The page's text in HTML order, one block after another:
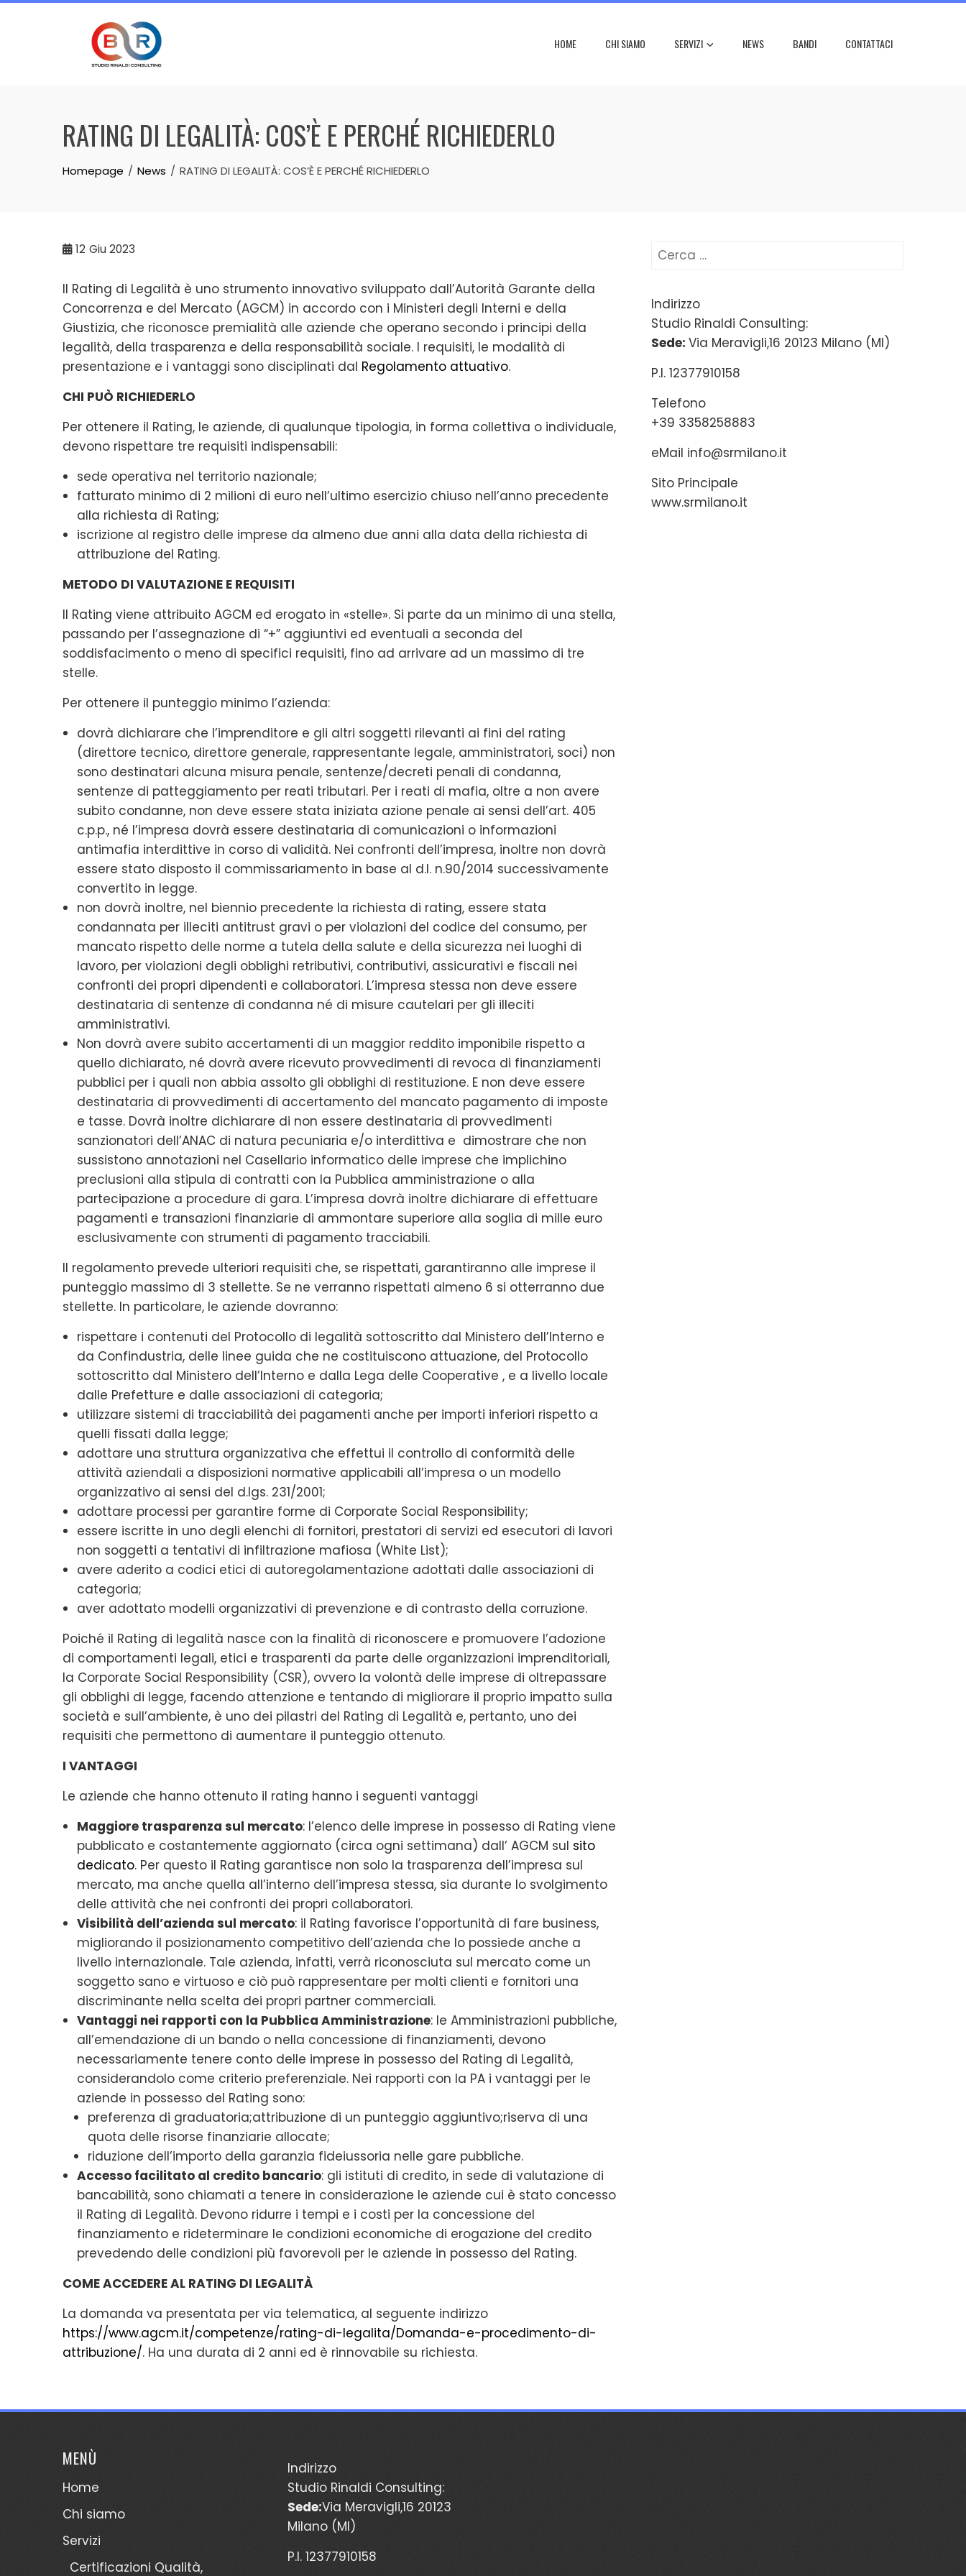
Skip
HOME CHI SIAMO SERVIZI NEWS BANDI CONTATTACI
RATING DI LEGALITÀ: COS’È E PERCHÉ RICHIEDERLO
Homepage News RATING DI LEGALITÀ: COS’È E PERCHÉ RICHIEDERLO
12 Giu 2023
Il Rating di Legalità è uno strumento innovativo sviluppato dall’Autorità Garante della
Concorrenza e del Mercato (AGCM) in accordo con i Ministeri degli Interni e della
Giustizia, che riconosce premialità alle aziende che operano secondo i principi della
legalità, della trasparenza e della responsabilità sociale. I requisiti, le modalità di
presentazione e i vantaggi sono disciplinati dal Regolamento attuativo.
CHI PUÒ RICHIEDERLO
Per ottenere il Rating, le aziende, di qualunque tipologia, in forma collettiva o individuale,
devono rispettare tre requisiti indispensabili:
sede operativa nel territorio nazionale;
fatturato minimo di 2 milioni di euro nell’ultimo esercizio chiuso nell’anno precedente
alla richiesta di Rating;
iscrizione al registro delle imprese da almeno due anni alla data della richiesta di
attribuzione del Rating.
METODO DI VALUTAZIONE E REQUISITI
Il Rating viene attribuito AGCM ed erogato in «stelle». Si parte da un minimo di una stella,
passando per l’assegnazione di “+” aggiuntivi ed eventuali a seconda del
soddisfacimento o meno di specifici requisiti, fino ad arrivare ad un massimo di tre
stelle.
Per ottenere il punteggio minimo l’azienda:
dovrà dichiarare che l’imprenditore e gli altri soggetti rilevanti ai fini del rating
(direttore tecnico, direttore generale, rappresentante legale, amministratori, soci) non
sono destinatari alcuna misura penale, sentenze/decreti penali di condanna,
sentenze di patteggiamento per reati tributari. Per i reati di mafia, oltre a non avere
subito condanne, non deve essere stata iniziata azione penale ai sensi dell’art. 405
c.p.p., né l’impresa dovrà essere destinataria di comunicazioni o informazioni
antimafia interdittive in corso di validità. Nei confronti dell’impresa, inoltre non dovrà
essere stato disposto il commissariamento in base al d.l. n.90/2014 successivamente
convertito in legge.
non dovrà inoltre, nel biennio precedente la richiesta di rating, essere stata
condannata per illeciti antitrust gravi o per violazioni del codice del consumo, per
mancato rispetto delle norme a tutela della salute e della sicurezza nei luoghi di
lavoro, per violazioni degli obblighi retributivi, contributivi, assicurativi e fiscali nei
confronti dei propri dipendenti e collaboratori. L’impresa stessa non deve essere
destinataria di sentenze di condanna né di misure cautelari per gli illeciti
amministrativi.
Non dovrà avere subito accertamenti di un maggior reddito imponibile rispetto a
quello dichiarato, né dovrà avere ricevuto provvedimenti di revoca di finanziamenti
pubblici per i quali non abbia assolto gli obblighi di restituzione. E non deve essere
destinataria di provvedimenti di accertamento del mancato pagamento di imposte
e tasse. Dovrà inoltre dichiarare di non essere destinataria di provvedimenti
sanzionatori dell’ANAC di natura pecuniaria e/o interdittiva e dimostrare che non
sussistono annotazioni nel Casellario informatico delle imprese che implichino
preclusioni alla stipula di contratti con la Pubblica amministrazione o alla
partecipazione a procedure di gara. L’impresa dovrà inoltre dichiarare di effettuare
pagamenti e transazioni finanziarie di ammontare superiore alla soglia di mille euro
esclusivamente con strumenti di pagamento tracciabili.
Il regolamento prevede ulteriori requisiti che, se rispettati, garantiranno alle imprese il
punteggio massimo di 3 stellette. Se ne verranno rispettati almeno 6 si otterranno due
stellette. In particolare, le aziende dovranno:
rispettare i contenuti del Protocollo di legalità sottoscritto dal Ministero dell’Interno e
da Confindustria, delle linee guida che ne costituiscono attuazione, del Protocollo
sottoscritto dal Ministero dell’Interno e dalla Lega delle Cooperative , e a livello locale
dalle Prefetture e dalle associazioni di categoria;
utilizzare sistemi di tracciabilità dei pagamenti anche per importi inferiori rispetto a
quelli fissati dalla legge;
adottare una struttura organizzativa che effettui il controllo di conformità delle
attività aziendali a disposizioni normative applicabili all’impresa o un modello
organizzativo ai sensi del d.lgs. 231/2001;
adottare processi per garantire forme di Corporate Social Responsibility;
essere iscritte in uno degli elenchi di fornitori, prestatori di servizi ed esecutori di lavori
non soggetti a tentativi di infiltrazione mafiosa (White List);
avere aderito a codici etici di autoregolamentazione adottati dalle associazioni di
categoria;
aver adottato modelli organizzativi di prevenzione e di contrasto della corruzione.
Poiché il Rating di legalità nasce con la finalità di riconoscere e promuovere l’adozione
di comportamenti legali, etici e trasparenti da parte delle organizzazioni imprenditoriali,
la Corporate Social Responsibility (CSR), ovvero la volontà delle imprese di oltrepassare
gli obblighi di legge, facendo attenzione e tentando di migliorare il proprio impatto sulla
società e sull’ambiente, è uno dei pilastri del Rating di Legalità e, pertanto, uno dei
requisiti che permettono di aumentare il punteggio ottenuto.
I VANTAGGI
Le aziende che hanno ottenuto il rating hanno i seguenti vantaggi
Maggiore trasparenza sul mercato: l’elenco delle imprese in possesso di Rating viene
pubblicato e costantemente aggiornato (circa ogni settimana) dall’ AGCM sul sito
dedicato. Per questo il Rating garantisce non solo la trasparenza dell’impresa sul
mercato, ma anche quella all’interno dell’impresa stessa, sia durante lo svolgimento
delle attività che nei confronti dei propri collaboratori.
Visibilità dell’azienda sul mercato: il Rating favorisce l’opportunità di fare business,
migliorando il posizionamento competitivo dell’azienda che lo possiede anche a
livello internazionale. Tale azienda, infatti, verrà riconosciuta sul mercato come un
soggetto sano e virtuoso e ciò può rappresentare per molti clienti e fornitori una
discriminante nella scelta dei propri partner commerciali.
Vantaggi nei rapporti con la Pubblica Amministrazione: le Amministrazioni pubbliche,
all’emendazione di un bando o nella concessione di finanziamenti, devono
necessariamente tenere conto delle imprese in possesso del Rating di Legalità,
considerandolo come criterio preferenziale. Nei rapporti con la PA i vantaggi per le
aziende in possesso del Rating sono:
preferenza di graduatoria;attribuzione di un punteggio aggiuntivo;riserva di una
quota delle risorse finanziarie allocate;
riduzione dell’importo della garanzia fideiussoria nelle gare pubbliche.
Accesso facilitato al credito bancario: gli istituti di credito, in sede di valutazione di
bancabilità, sono chiamati a tenere in considerazione le aziende cui è stato concesso
il Rating di Legalità. Devono ridurre i tempi e i costi per la concessione del
finanziamento e rideterminare le condizioni economiche di erogazione del credito
prevedendo delle condizioni più favorevoli per le aziende in possesso del Rating.
COME ACCEDERE AL RATING DI LEGALITÀ
La domanda va presentata per via telematica, al seguente indirizzo
https://www.agcm.it/competenze/rating-di-legalita/Domanda-e-procedimento-di-
attribuzione/. Ha una durata di 2 anni ed è rinnovabile su richiesta.
Ricerca
Indirizzo
Studio Rinaldi Consulting:
Sede: Via Meravigli,16 20123 Milano (MI)
P.I. 12377910158
Telefono
+39 3358258883
eMail info@srmilano.it
Sito Principale
www.srmilano.it
MENÙ
Home
Chi siamo
Servizi
Certificazioni Qualità,
Indirizzo
Studio Rinaldi Consulting:
Sede:Via Meravigli,16 20123
Milano (MI)
P.I. 12377910158